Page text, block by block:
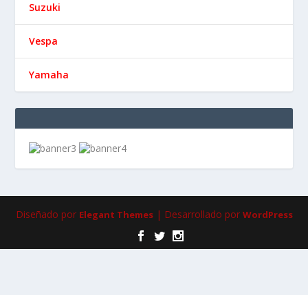
Suzuki
Vespa
Yamaha
Diseñado por Elegant Themes| Desarrollado por WordPress